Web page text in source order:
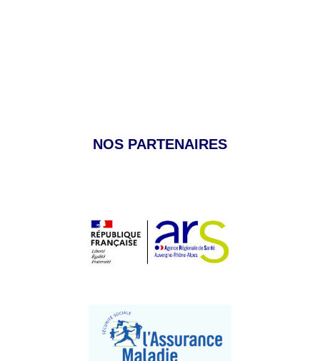
NOS PARTENAIRES